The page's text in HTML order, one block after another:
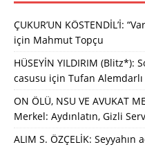
ÇUKUR’UN KÖSTENDİL’İ:
için Mahmut Topçu
HÜSEYİN YILDIRIM (Blitz*):
casusu için Tufan Alemdarlı
ON ÖLÜ, NSU VE AVUKAT
Merkel: Aydınlatın, Gizli
ALIM S. ÖZÇELİK: Seyyahın